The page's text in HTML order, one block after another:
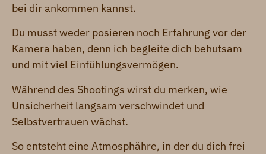
bei dir ankommen kannst.
Du musst weder posieren noch Erfahrung vor der
Kamera haben, denn ich begleite dich behutsam
und mit viel Einfühlungsvermögen.
Während des Shootings wirst du merken, wie
Unsicherheit langsam verschwindet und
Selbstvertrauen wächst.
So entsteht eine Atmosphähre, in der du dich frei